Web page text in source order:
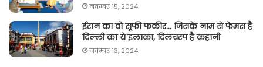
नवम्बर 15, 2024
ईरान का वो सूफी फकीर… जिसके नाम से फेमस है
दिल्ली का ये इलाका, दिलचस्प है कहानी
नवम्बर 13, 2024